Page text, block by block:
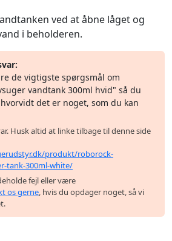
ved at åbne låget og
i beholderen.
de vigtigste spørgsmål om
vandtank 300ml hvid" så du
det er noget, som du kan
Husk altid at linke tilbage til denne side
produkt/roborock-
tank-300ml-white/
fejl eller være
os gerne, hvis du opdager noget, så vi